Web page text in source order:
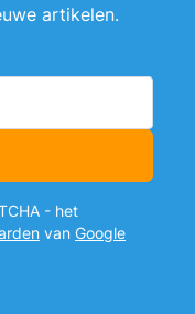
artikelen.
- het
van Google